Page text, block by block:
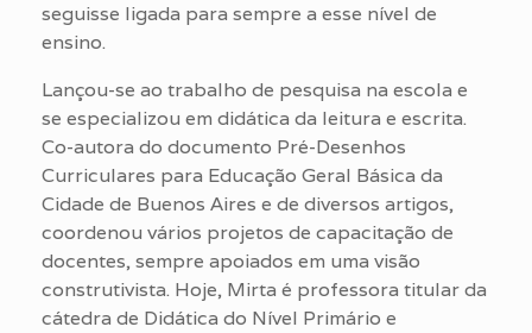
seguisse ligada para sempre a esse nível de
ensino.
Lançou-se ao trabalho de pesquisa na escola e
se especializou em didática da leitura e escrita.
Co-autora do documento Pré-Desenhos
Curriculares para Educação Geral Básica da
Cidade de Buenos Aires e de diversos artigos,
coordenou vários projetos de capacitação de
docentes, sempre apoiados em uma visão
construtivista. Hoje, Mirta é professora titular da
cátedra de Didática do Nível Primário e